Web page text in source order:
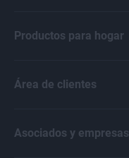
Productos para hogar
Área de clientes
Asociados y empresas